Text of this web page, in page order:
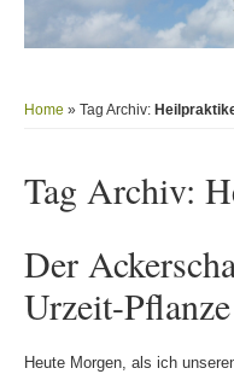
Home » Tag Archiv:
Tag Archiv:
Der
Urzeit-Pflanze
Heute Morgen, als ich